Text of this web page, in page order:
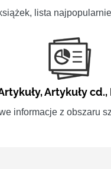
lista
,Artykuły cd.,
informacje z obszaru